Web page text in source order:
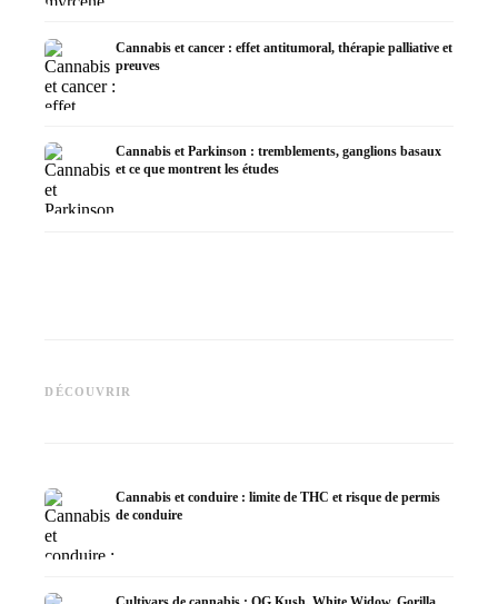
Cannabis et cancer : effet antitumoral, thérapie palliative et
preuves
Cannabis et Parkinson : tremblements, ganglions basaux
et ce que montrent les études
DÉCOUVRIR
automédication et ce que
montrent les études
Cannabis et conduire : limite de THC et risque de permis
de conduire